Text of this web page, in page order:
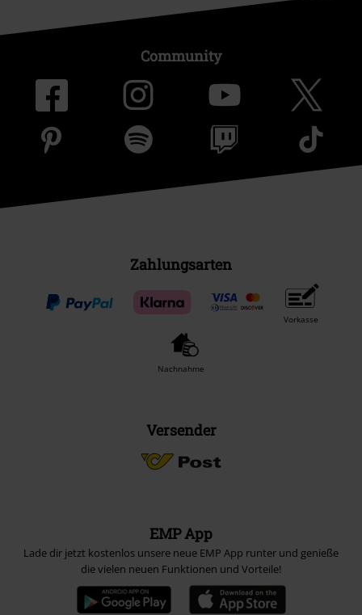
Community
Zahlungsarten
Vorkasse
Nachnahme
Versender
EMP App
Lade dir jetzt kostenlos unsere neue EMP App runter und genieße
die vielen neuen Funktionen und Vorteile!